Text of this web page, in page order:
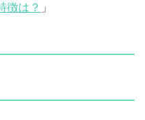
徴は？ 」